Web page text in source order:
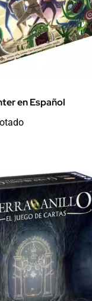
en Español